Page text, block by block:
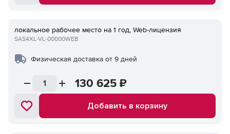
локальное рабочее место на 1 год, Web-лицензия
SAS4XL-VL-00000WEB
Физическая доставка от 9 дней
130 625 ₽
Добавить в корзину